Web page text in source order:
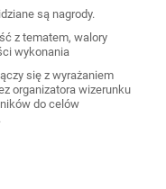
są nagrody.
z tematem, walory
wykonania
się z wyrażaniem
organizatora wizerunku
do celów